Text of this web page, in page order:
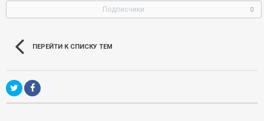
Подписчики 0
ПЕРЕЙТИ К СПИСКУ ТЕМ